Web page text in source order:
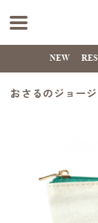
NEW
おさるのジョー